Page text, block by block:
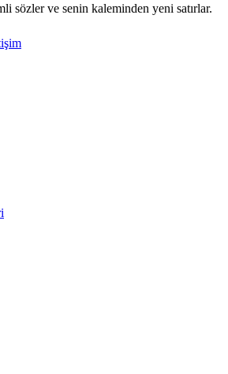
sözler ve senin kaleminden yeni satırlar.